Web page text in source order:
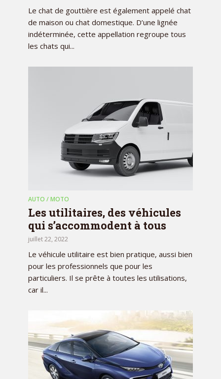
Le chat de gouttière est également appelé chat
de maison ou chat domestique. D’une lignée
indéterminée, cette appellation regroupe tous
les chats qui...
AUTO / MOTO
Les utilitaires, des véhicules
qui s’accommodent à tous
juillet 22, 2022
Le véhicule utilitaire est bien pratique, aussi bien
pour les professionnels que pour les
particuliers. Il se prête à toutes les utilisations,
car il...